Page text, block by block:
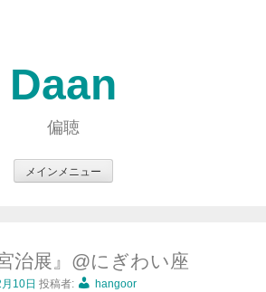
Daan
偏聴
メインメニュー
治展』@にぎわい座
10日 投稿者: hangoor